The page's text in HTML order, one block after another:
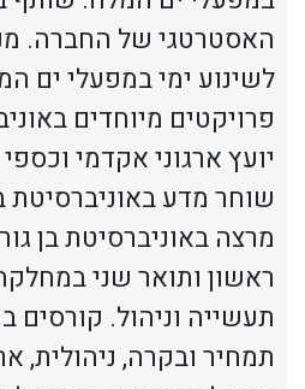
האסטרטגי של החברה.
לשינוע ימי במפעלי ים
פרויקטים מיוחדים
יועץ ארגוני אקדמי
שוחר מדע באוניברסיטת
מרצה באוניברסיטת בן
ראשון ותואר שני
תעשייה וניהול. קורסים
תמחיר ובקרה, ניהולית,